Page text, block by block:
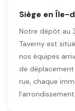
Siège en Île-
Notre dépôt au
Taverny est
nos équipes
de
rue, chaque
l'arrondissement.